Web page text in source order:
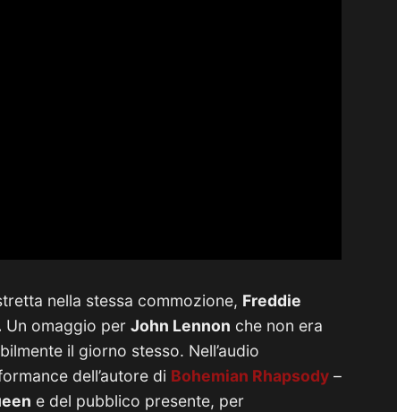
nella stessa commozione, Freddie
Un omaggio per John Lennon che non era
il giorno stesso. Nell’audio
dell’autore di Bohemian Rhapsody –
e del pubblico presente, per